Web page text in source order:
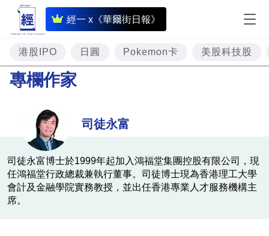
經一 x《華爾街日報》
即
時
財
經
樓
市
港股IPO 日圓 Pokemon卡 美股科技股
專欄作家
司徒永富
司徒永富博士於1999年起加入鴻福堂集團控股有限公司，現
任鴻福堂行政總裁兼執行董事。司徒博士現為香港理工大學
會計及金融學院實務教授，並出任香港專業人才服務機構主
席。